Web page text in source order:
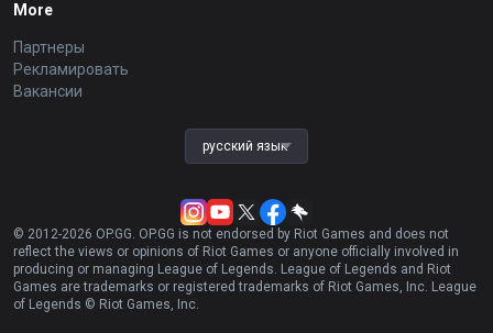
More
Партнеры
Рекламировать
Вакансии
русский язык
© 2012-2026 OP.GG. OP.GG is not endorsed by Riot Games and does not
reflect the views or opinions of Riot Games or anyone officially involved in
producing or managing League of Legends. League of Legends and Riot
Games are trademarks or registered trademarks of Riot Games, Inc. League
of Legends © Riot Games, Inc.